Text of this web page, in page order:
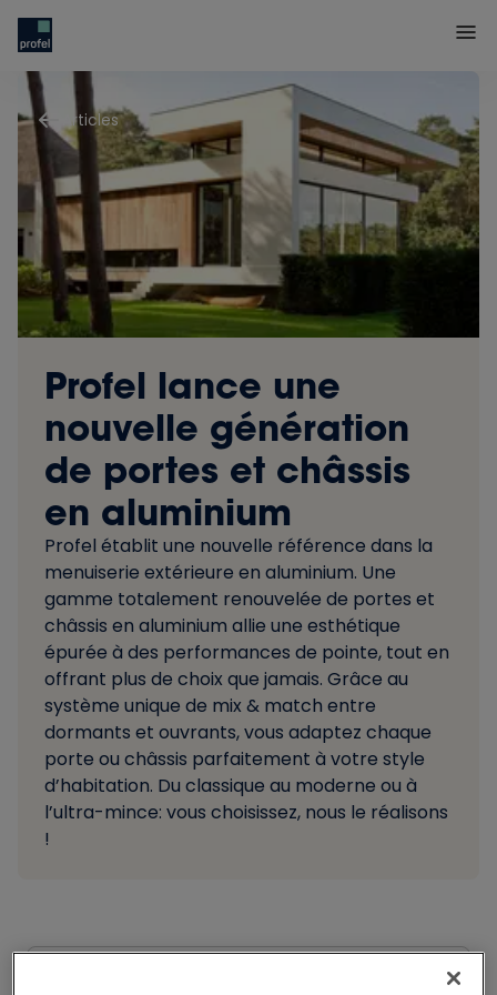
Articles
Profel lance une
nouvelle génération
de portes et châssis
en aluminium
Profel établit une nouvelle référence dans la
menuiserie extérieure en aluminium. Une
gamme totalement renouvelée de portes et
châssis en aluminium allie une esthétique
épurée à des performances de pointe, tout en
offrant plus de choix que jamais. Grâce au
système unique de mix & match entre
dormants et ouvrants, vous adaptez chaque
porte ou châssis parfaitement à votre style
d’habitation. Du classique au moderne ou à
l’ultra-mince: vous choisissez, nous le réalisons
!